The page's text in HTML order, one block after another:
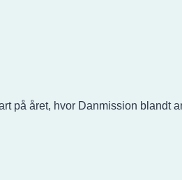
på året, hvor Danmission